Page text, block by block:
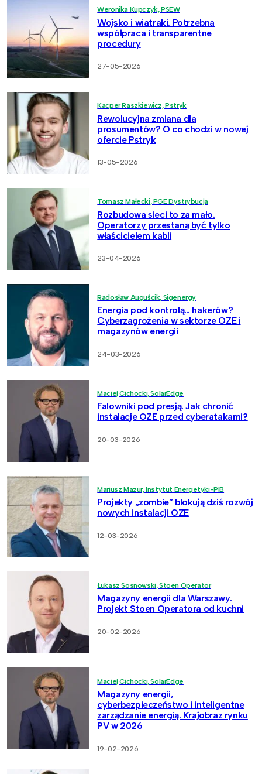
Weronika Kupczyk, PSEW
Wojsko i wiatraki. Potrzebna
współpraca i transparentne
procedury
27-05-2026
Kacper Raszkiewicz, Pstryk
Rewolucyjna zmiana dla
prosumentów? O co chodzi w nowej
ofercie Pstryk
13-05-2026
Tomasz Małecki, PGE Dystrybucja
Rozbudowa sieci to za mało.
Operatorzy przestaną być tylko
właścicielem kabli
23-04-2026
Radosław Auguścik, Sigenergy
Energia pod kontrolą… hakerów?
Cyberzagrożenia w sektorze OZE i
magazynów energii
24-03-2026
Maciej Cichocki, SolarEdge
Falowniki pod presją. Jak chronić
instalacje OZE przed cyberatakami?
20-03-2026
Mariusz Mazur, Instytut Energetyki-PIB
Projekty „zombie” blokują dziś rozwój
nowych instalacji OZE
12-03-2026
Łukasz Sosnowski, Stoen Operator
Magazyny energii dla Warszawy.
Projekt Stoen Operatora od kuchni
20-02-2026
Maciej Cichocki, SolarEdge
Magazyny energii,
cyberbezpieczeństwo i inteligentne
zarządzanie energią. Krajobraz rynku
PV w 2026
19-02-2026